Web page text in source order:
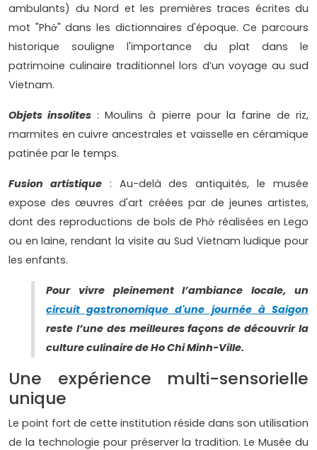
ambulants) du Nord et les premières traces écrites du
mot "Phở" dans les dictionnaires d'époque. Ce parcours
historique souligne l'importance du plat dans le
patrimoine culinaire traditionnel lors d’un voyage au sud
Vietnam.
Objets insolites : Moulins à pierre pour la farine de riz,
marmites en cuivre ancestrales et vaisselle en céramique
patinée par le temps.
Fusion artistique: Au-delà des antiquités, le musée
expose des œuvres d'art créées par de jeunes artistes,
dont des reproductions de bols de Phở réalisées en Lego
ou en laine, rendant la visite au Sud Vietnam ludique pour
les enfants.
Pour vivre pleinement l’ambiance locale, un
circuit gastronomique d'une journée à Saigon
reste l’une des meilleures façons de découvrir la
culture culinaire de Ho Chi Minh-Ville.
Une expérience multi-sensorielle
unique
Le point fort de cette institution réside dans son utilisation
de la technologie pour préserver la tradition. Le Musée du